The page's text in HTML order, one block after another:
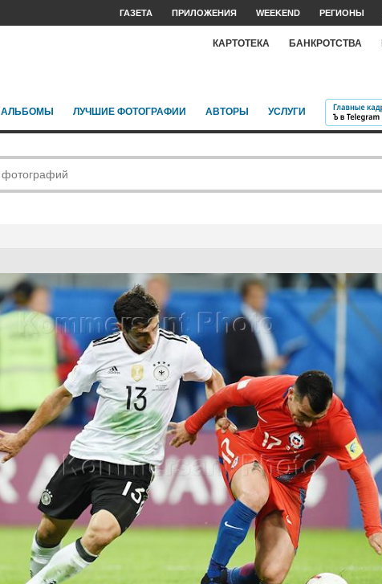
ГАЗЕТА ПРИЛОЖЕНИЯ WEEKEND РЕГИОНЫ
КАРТОТЕКА БАНКРОТСТВА
АЛЬБОМЫ ЛУЧШИЕ ФОТОГРАФИИ АВТОРЫ УСЛУГИ